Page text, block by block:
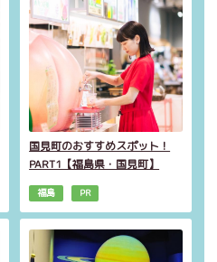
国見町のおすすめスポット！
PART1【福島県・国見町】
福島 PR